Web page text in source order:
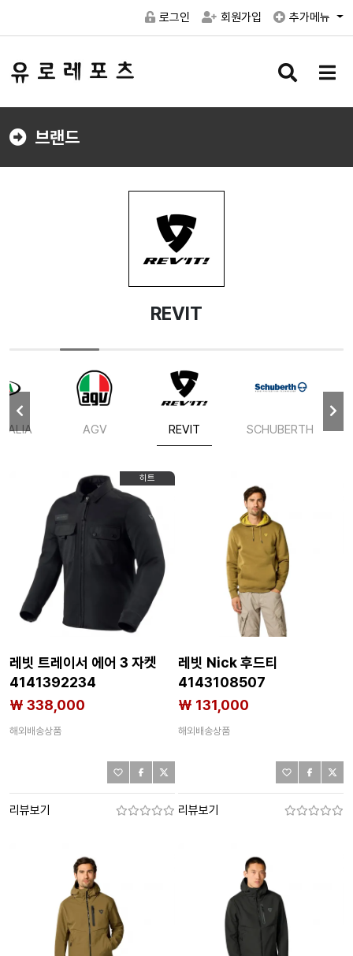
로그인 회원가입 추가메뉴
검
버
메
버
브랜드
REVIT
AGV REVIT SCHUBERTH
히트
레빗 트레이서 에어 3 자켓
4141392234
₩ 338,000
해외배송상품
리뷰보기
레빗 Nick 후드티
4143108507
₩ 131,000
해외배송상품
리뷰보기